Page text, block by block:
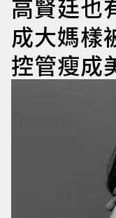
高賢廷也
成大媽
控管瘦成